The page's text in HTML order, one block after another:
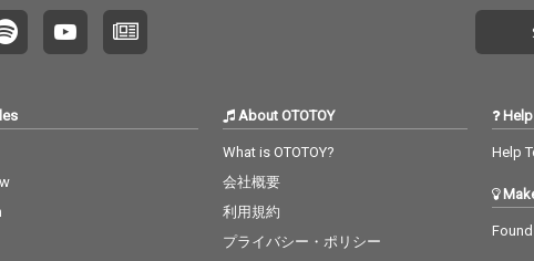
About OTOTOY
What is OTOTOY?
会社概要
利用規約
プライバシー・ポリシー
Help
Help